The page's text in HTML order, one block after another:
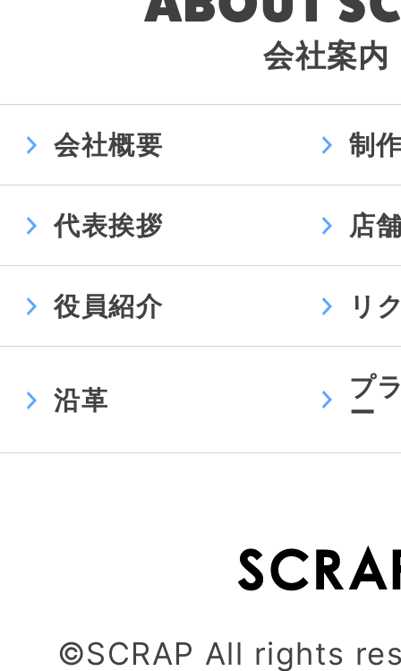
会社案内
会社概要 制
代表挨拶 店
役員紹介 リ
沿革
プ
ー
©SCRAP All rights